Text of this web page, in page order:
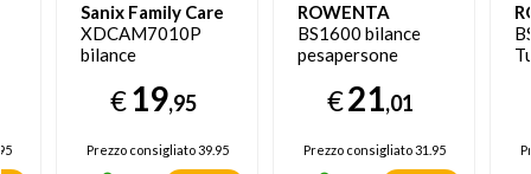
Sanix Family Care
XDCAM7010P
bilance
Quadrato Bianco
Bilancia
pesapersone
elettronica
€19,95
Prezzo consigliato39.95
ROWENTA
BS1600 bilance
pesapersone
Bilancia
pesapersone
elettronica
€21,01
Prezzo consigliato31.95